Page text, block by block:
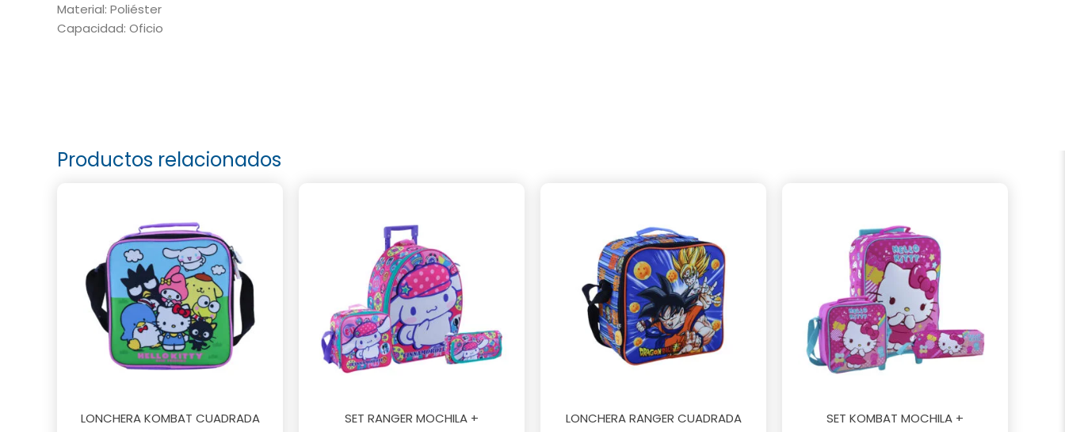
Material: Poliéster
Capacidad: Oficio
Productos relacionados
LONCHERA KOMBAT CUADRADA
SET RANGER MOCHILA +
LONCHERA RANGER CUADRADA
SET KOMBAT MOCHILA +